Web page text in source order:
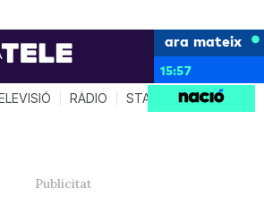
ara mateix
15:57
RÀDIO STAR SYSTEM